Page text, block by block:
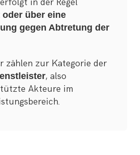
in der Regel
über eine
gegen Abtretung der
zählen zur Kategorie der
, also
Akteure im